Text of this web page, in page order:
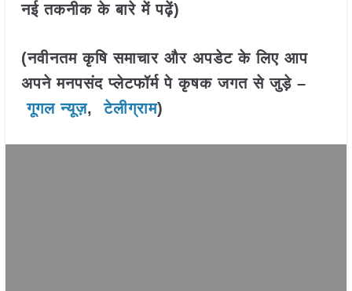
नई तकनीक के बारे में पढ़ें)
(नवीनतम कृषि समाचार और अपडेट के लिए आप
अपने मनपसंद प्लेटफॉर्म पे कृषक जगत से जुड़े –
गूगल न्यूज़,टेलीग्राम)